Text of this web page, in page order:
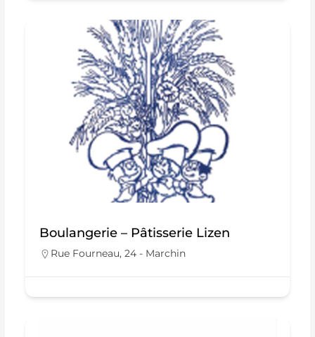
Boulangerie – Pâtisserie Lizen
Rue Fourneau, 24 - Marchin